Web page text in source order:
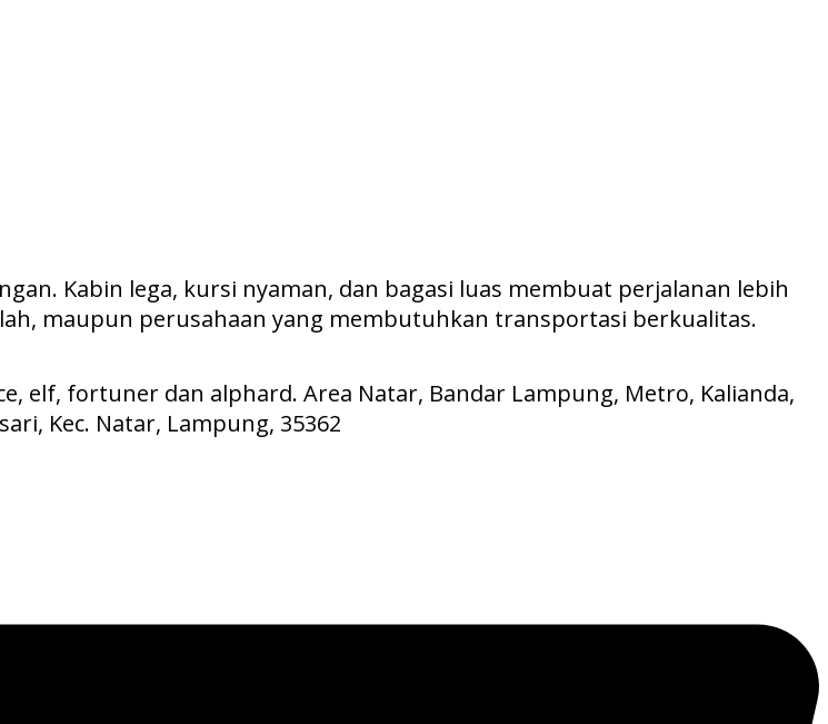
Kabin lega, kursi nyaman, dan bagasi luas membuat perjalanan lebih
maupun perusahaan yang membutuhkan transportasi berkualitas.
elf, fortuner dan alphard. Area Natar, Bandar Lampung, Metro, Kalianda,
Kec. Natar, Lampung, 35362